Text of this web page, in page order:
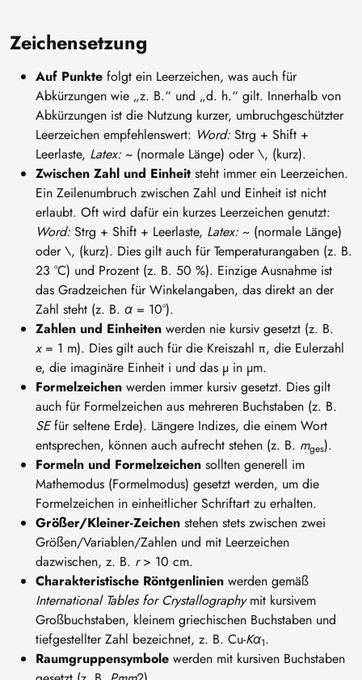
Zeichensetzung
Auf Punkte folgt ein Leerzeichen, was auch für
Abkürzungen wie „z. B.“ und „d. h.“ gilt. Innerhalb von
Abkürzungen ist die Nutzung kurzer, umbruchgeschützter
Leerzeichen empfehlenswert: Word: Strg + Shift +
Leerlaste, Latex: ~ (normale Länge) oder \, (kurz).
Zwischen Zahl und Einheit steht immer ein Leerzeichen.
Ein Zeilenumbruch zwischen Zahl und Einheit ist nicht
erlaubt. Oft wird dafür ein kurzes Leerzeichen genutzt:
Word: Strg + Shift + Leerlaste, Latex: ~ (normale Länge)
oder \, (kurz). Dies gilt auch für Temperaturangaben (z. B.
23 °C) und Prozent (z. B. 50 %). Einzige Ausnahme ist
das Gradzeichen für Winkelangaben, das direkt an der
Zahl steht (z. B. α = 10°).
Zahlen und Einheiten werden nie kursiv gesetzt (z. B.
x= 1 m). Dies gilt auch für die Kreiszahl π, die Eulerzahl
e, die imaginäre Einheit i und das µ in µm.
Formelzeichen werden immer kursiv gesetzt. Dies gilt
auch für Formelzeichen aus mehreren Buchstaben (z. B.
SEfür seltene Erde). Längere Indizes, die einem Wort
entsprechen, können auch aufrecht stehen (z. B. mges).
Formeln und Formelzeichen sollten generell im
Mathemodus (Formelmodus) gesetzt werden, um die
Formelzeichen in einheitlicher Schriftart zu erhalten.
Größer/Kleiner-Zeichen stehen stets zwischen zwei
Größen/Variablen/Zahlen und mit Leerzeichen
dazwischen, z. B. r> 10 cm.
Charakteristische Röntgenlinien werden gemäß
International Tables for Crystallographymit kursivem
Großbuchstaben, kleinem griechischen Buchstaben und
tiefgestellter Zahl bezeichnet, z. B. Cu-Kα1.
Raumgruppensymbole werden mit kursiven Buchstaben